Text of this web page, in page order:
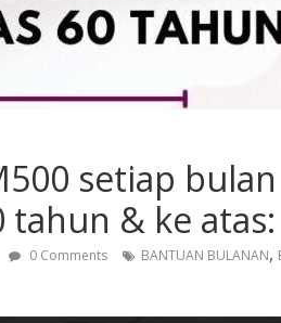
setiap
& ke
0 Comments BANTUAN BULANAN,